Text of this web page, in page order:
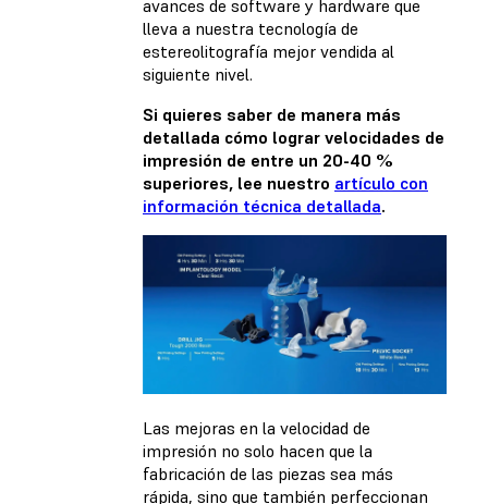
avances de software y hardware que
lleva a nuestra tecnología de
estereolitografía mejor vendida al
siguiente nivel.
Si quieres saber de manera más
detallada cómo lograr velocidades de
impresión de entre un 20-40 %
superiores, lee nuestro artículo con
información técnica detallada.
Las mejoras en la velocidad de
impresión no solo hacen que la
fabricación de las piezas sea más
rápida, sino que también perfeccionan